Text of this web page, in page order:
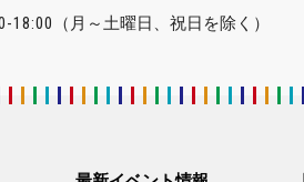
18:00 （月～土曜日、祝日を除く）